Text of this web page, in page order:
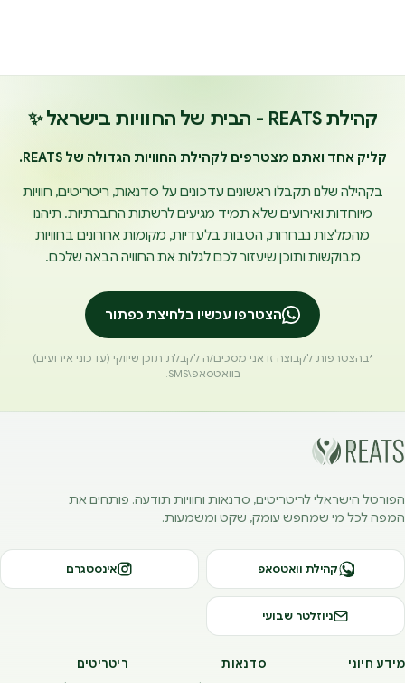
קהילת REATS - הבית של החוויות בישראל ✨
קליק אחד ואתם מצטרפים לקהילת החוויות הגדולה של REATS.
בקהילה שלנו תקבלו ראשונים עדכונים על סדנאות, ריטריטים, חוויות
מיוחדות ואירועים שלא תמיד מגיעים לרשתות החברתיות. תיהנו
מהמלצות נבחרות, הטבות בלעדיות, מקומות אחרונים בחוויות
מבוקשות ותוכן שיעזור לכם לגלות את החוויה הבאה שלכם.
הצטרפו עכשיו בלחיצת כפתור
*בהצטרפות לקבוצה זו אני מסכים/ה לקבלת תוכן שיווקי (עדכוני אירועים)
בוואטסאפ\SMS.
הפורטל הישראלי לריטריטים, סדנאות וחוויות תודעה. פותחים את
המפה לכל מי שמחפש עומק, שקט ומשמעות.
קהילת וואטסאפ אינסטגרם
ניוזלטר שבועי
מידע חיוני סדנאות ריטריטים